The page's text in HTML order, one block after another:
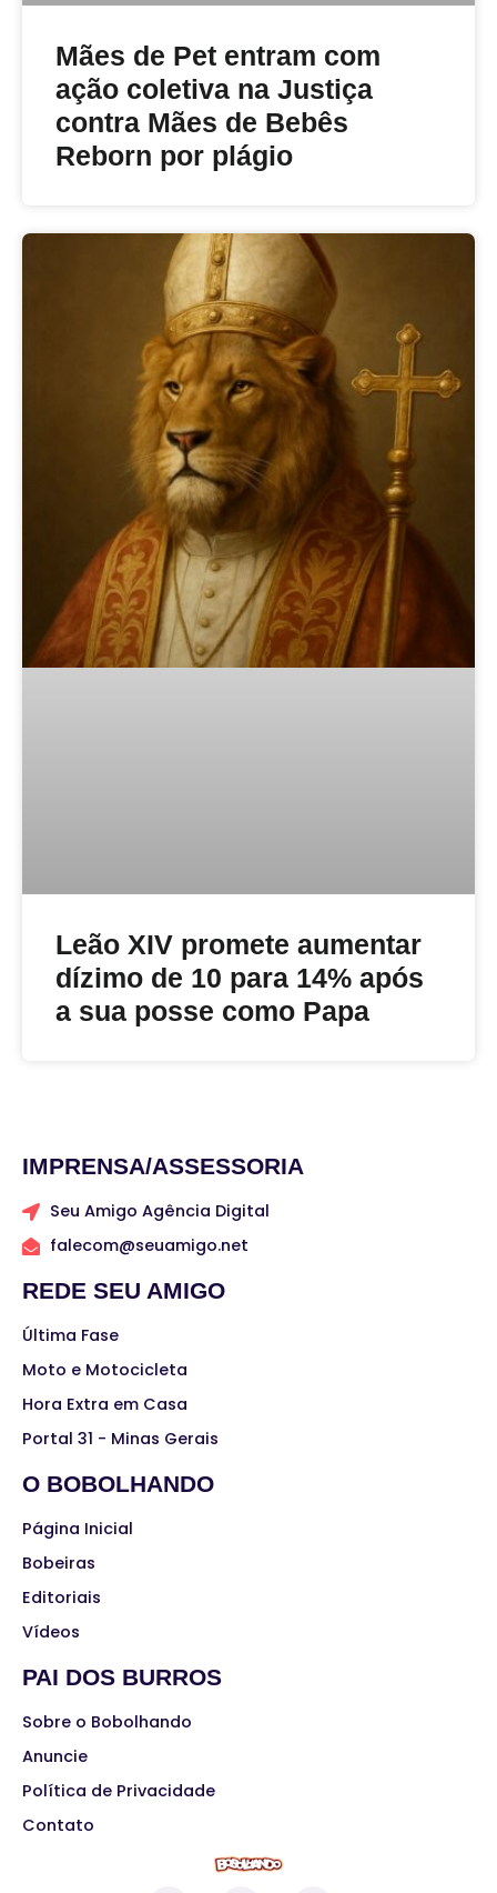
Mães de Pet entram com
ação coletiva na Justiça
contra Mães de Bebês
Reborn por plágio
Leão XIV promete aumentar
dízimo de 10 para 14% após
a sua posse como Papa
IMPRENSA/ASSESSORIA
Seu Amigo Agência Digital
falecom@seuamigo.net
REDE SEU AMIGO
Última Fase
Moto e Motocicleta
Hora Extra em Casa
Portal 31 - Minas Gerais
O BOBOLHANDO
Página Inicial
Bobeiras
Editoriais
Vídeos
PAI DOS BURROS
Sobre o Bobolhando
Anuncie
Política de Privacidade
Contato